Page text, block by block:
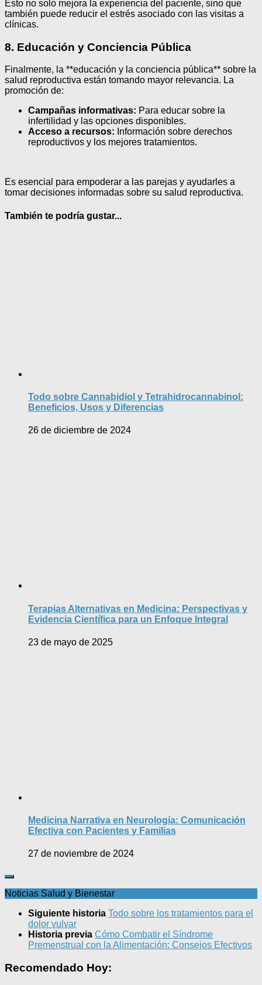
Esto no solo mejora la experiencia del paciente, sino que
también puede reducir el estrés asociado con las visitas a
clínicas.
8. Educación y Conciencia Pública
Finalmente, la **educación y la conciencia pública** sobre la
salud reproductiva están tomando mayor relevancia. La
promoción de:
Campañas informativas: Para educar sobre la
infertilidad y las opciones disponibles.
Acceso a recursos: Información sobre derechos
reproductivos y los mejores tratamientos.
Es esencial para empoderar a las parejas y ayudarles a
tomar decisiones informadas sobre su salud reproductiva.
También te podría gustar...
Todo sobre Cannabidiol y Tetrahidrocannabinol:
Beneficios, Usos y Diferencias
26 de diciembre de 2024
Terapias Alternativas en Medicina: Perspectivas y
Evidencia Científica para un Enfoque Integral
23 de mayo de 2025
Medicina Narrativa en Neurología: Comunicación
Efectiva con Pacientes y Familias
27 de noviembre de 2024
Noticias Salud y Bienestar
Siguiente historia Todo sobre los tratamientos para el
dolor vulvar
Historia previa Cómo Combatir el Síndrome
Premenstrual con la Alimentación: Consejos Efectivos
Recomendado Hoy: